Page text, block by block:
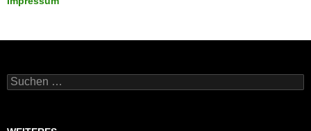
Suchen
nach: